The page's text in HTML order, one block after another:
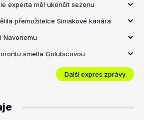
experta měl ukončit sezonu
přemožitelce Siniakové kanára
Navonemu
smetla Golubicovou
Další expres zprávy